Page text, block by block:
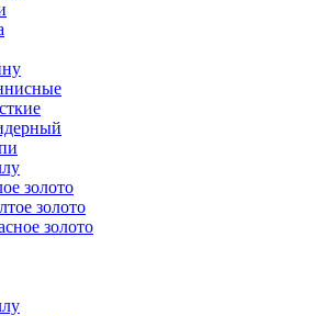
золото
золото
золото